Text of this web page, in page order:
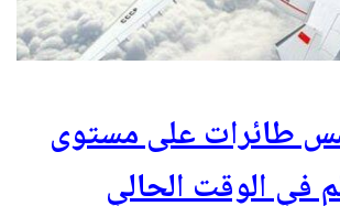
طائرات على مستوى
في الوقت الحالي